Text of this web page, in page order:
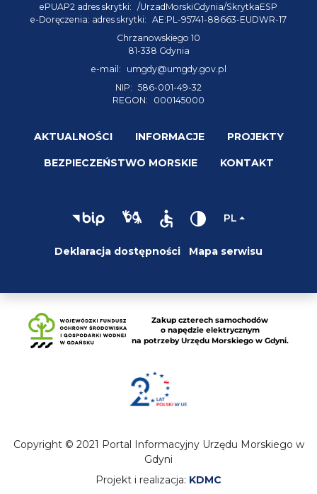
ePUAP2 adres skrytki: /UrzadMorskiGdynia/SkrytkaESP
e-Doręczenia: adres skrytki: AE:PL-95741-88663-EUDWR-17
Chrzanowskiego 10
81-338 Gdynia
e-mail:
umgdy@umgdy.gov.pl
NIP: 586-001-49-32
REGON:
000145000
AKTUALNOŚCI INFORMACJE PROJEKTY
BEZPIECZEŃSTWO MORSKIE KONTAKT
PL
Deklaracja dostępności Mapa serwisu
Copyright © 2021 Portal Informacyjny Urzędu Morskiego w
Gdyni
Projekt i realizacja: KDMC